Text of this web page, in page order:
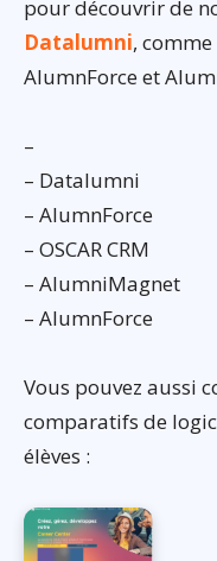
pour découvrir de
Datalumni, comme
AlumnForce et
–
– Datalumni
– AlumnForce
– OSCAR CRM
– AlumniMagnet
– AlumnForce
Vous pouvez aussi
comparatifs de
élèves :